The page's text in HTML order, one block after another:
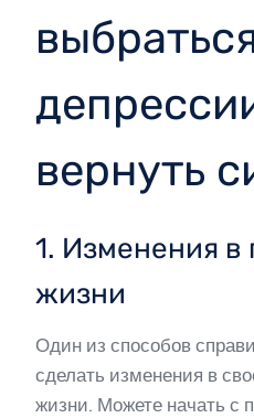
вернуть
1. Изменения в
жизни
Один из способов
сделать изменения в
жизни. Можете начать с